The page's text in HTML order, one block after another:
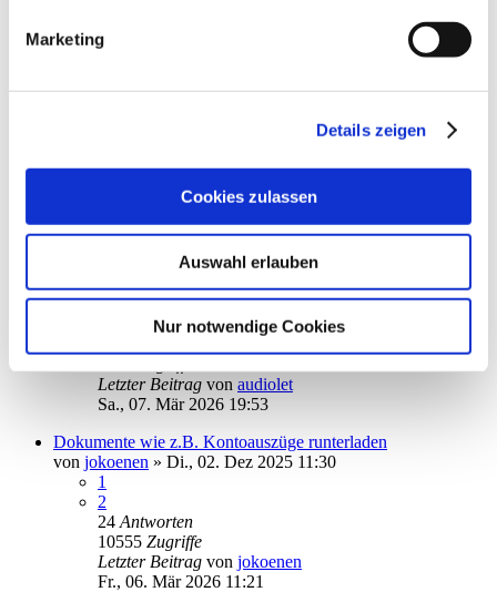
Marketing
Details zeigen
Cookies zulassen
Auswahl erlauben
Nur notwendige Cookies
ApoBank online ausblenden - geht das?
vonGWeidt
1679Zugriffe
Abholung ING-Diba Postfach
Do., 05. Mär 2026 14:33
Antworten
4071Zugriffe
Di., 10. Mär 2026 10:11
Depot Volksbank Berlin
Hanno Ferahner»Sa., 07. Mär 2026 11:15
Letzter Beitrag von audiolet
Sa., 07. Mär 2026 19:53
Dokumente wie z.B. Kontoauszüge runterladen
von jokoenen » Di., 02. Dez 2025 11:30
1
2
24 Antworten
10555 Zugriffe
Letzter Beitrag von jokoenen
Fr., 06. Mär 2026 11:21